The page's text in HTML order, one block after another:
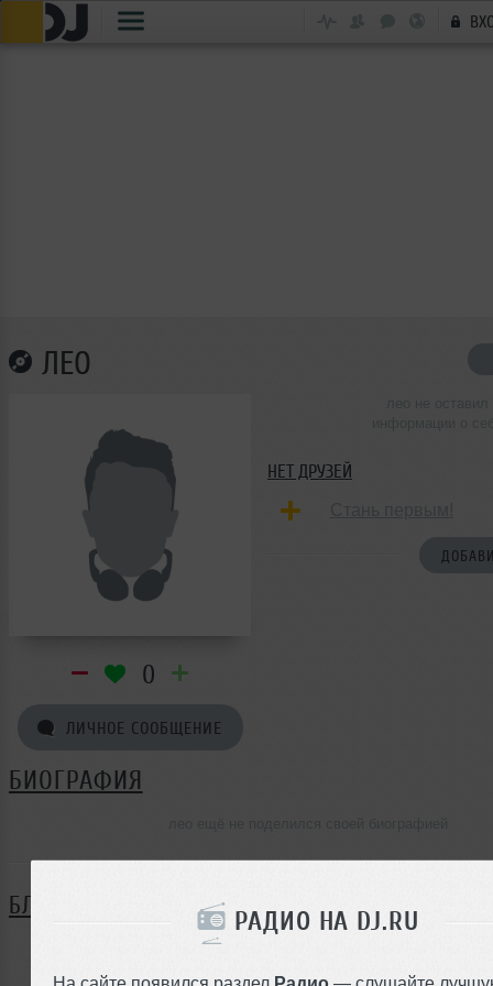
РАДИО НА DJ.RU
На сайте появился раздел Радио — слушайте
ЛЕО
0
ЛИЧНОЕ СООБЩЕНИЕ
НЕТ ДРУЗЕЙ
БИОГРАФИЯ
БЛОГ